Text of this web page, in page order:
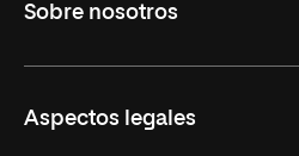
Maestrías
Sobre nosotros
Trabaja en UNIR
Aspectos legales